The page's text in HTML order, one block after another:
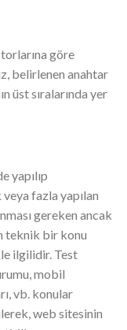
göre
belirlenen anahtar
üst sıralarında yer
yapılıp
veya fazla yapılan
gereken ancak
teknik bir konu
ilgilidir. Test
mobil
vb. konular
web sitesinin